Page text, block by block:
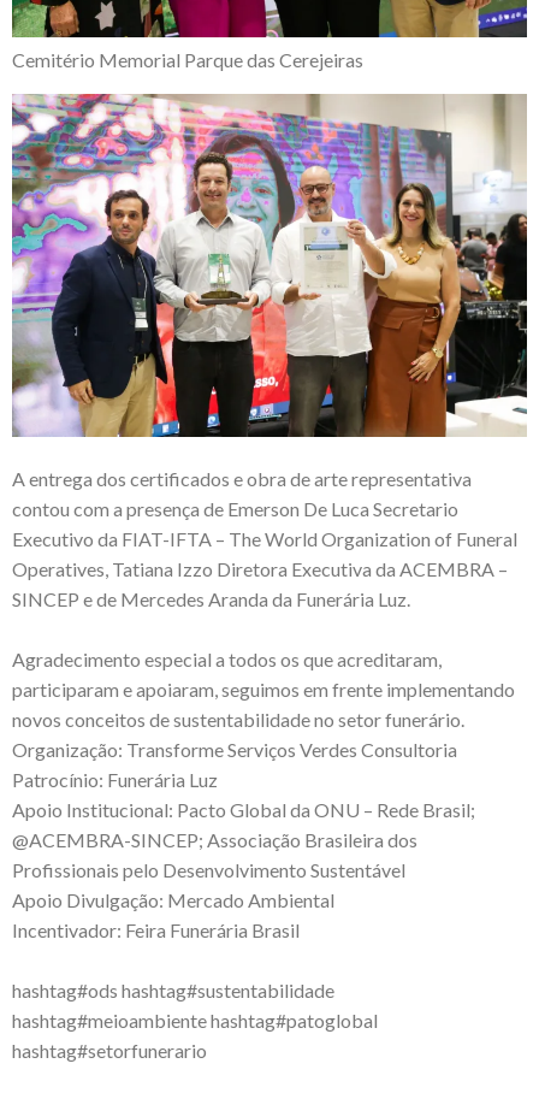
Cemitério Memorial Parque das Cerejeiras
A entrega dos certificados e obra de arte representativa
contou com a presença de Emerson De Luca Secretario
Executivo da FIAT-IFTA – The World Organization of Funeral
Operatives, Tatiana Izzo Diretora Executiva da ACEMBRA –
SINCEP e de Mercedes Aranda da Funerária Luz.
Agradecimento especial a todos os que acreditaram,
participaram e apoiaram, seguimos em frente implementando
novos conceitos de sustentabilidade no setor funerário.
Organização: Transforme Serviços Verdes Consultoria
Patrocínio: Funerária Luz
Apoio Institucional: Pacto Global da ONU – Rede Brasil;
@ACEMBRA-SINCEP; Associação Brasileira dos
Profissionais pelo Desenvolvimento Sustentável
Apoio Divulgação: Mercado Ambiental
Incentivador: Feira Funerária Brasil
hashtag#ods hashtag#sustentabilidade
hashtag#meioambientehashtag#patoglobal
hashtag#setorfunerario